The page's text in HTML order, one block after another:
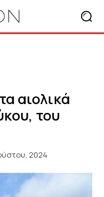
αιολικά
του
2024